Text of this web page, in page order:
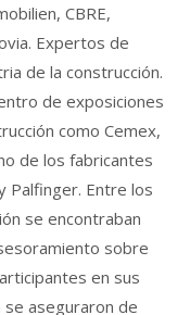
CBRE,
Expertos de
de la construcción.
de exposiciones
como Cemex,
de los fabricantes
Palfinger. Entre los
se encontraban
sobre
en sus
aseguraron de